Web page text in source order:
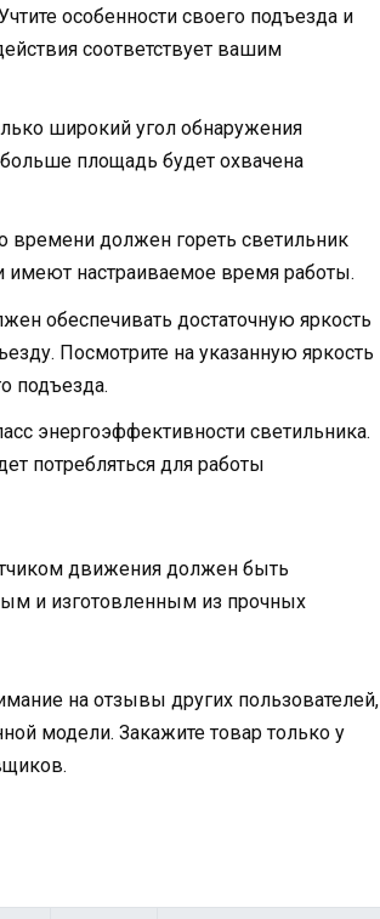
особенности своего подъезда и
соответствует вашим
широкий угол обнаружения
площадь будет охвачена
времени должен гореть светильник
настраиваемое время работы.
обеспечивать достаточную яркость
Посмотрите на указанную яркость
подъезда.
энергоэффективности светильника.
потребляться для работы
движения должен быть
и изготовленным из прочных
на отзывы других пользователей,
модели. Закажите товар только у